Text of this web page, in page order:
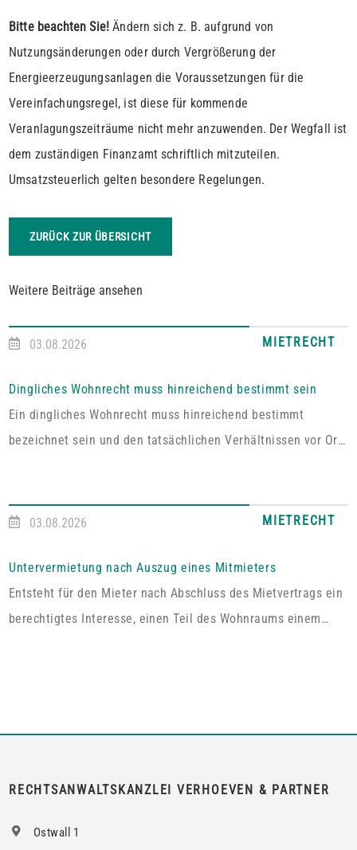
Bitte beachten Sie!Ändern sich z. B. aufgrund von
Nutzungsänderungen oder durch Vergrößerung der
Energieerzeugungsanlagen die Voraussetzungen für die
Vereinfachungsregel, ist diese für kommende
Veranlagungszeiträume nicht mehr anzuwenden. Der Wegfall ist
dem zuständigen Finanzamt schriftlich mitzuteilen.
Umsatzsteuerlich gelten besondere Regelungen.
ZURÜCK ZUR ÜBERSICHT
Weitere Beiträge ansehen
03.08.2026 MIETRECHT
Dingliches Wohnrecht muss hinreichend bestimmt sein
Ein dingliches Wohnrecht muss hinreichend bestimmt
bezeichnet sein und den tatsächlichen Verhältnissen vor Ort
Oberlandesgericht Zweibrücken entschiedenen Fall umfasste
alleinige ausschließliche Benutzung der abgeschlossenen
Wohnung im Dachgeschoss“. Tatsächlich handelt es sich bei
dem […]
03.08.2026 MIETRECHT
Untervermietung nach Auszug eines Mitmieters
Entsteht für den Mieter nach Abschluss des Mietvertrags ein
berechtigtes Interesse, einen Teil des Wohnraums einem
RECHTSANWALTSKANZLEI VERHOEVEN & PARTNER
Ostwall 1